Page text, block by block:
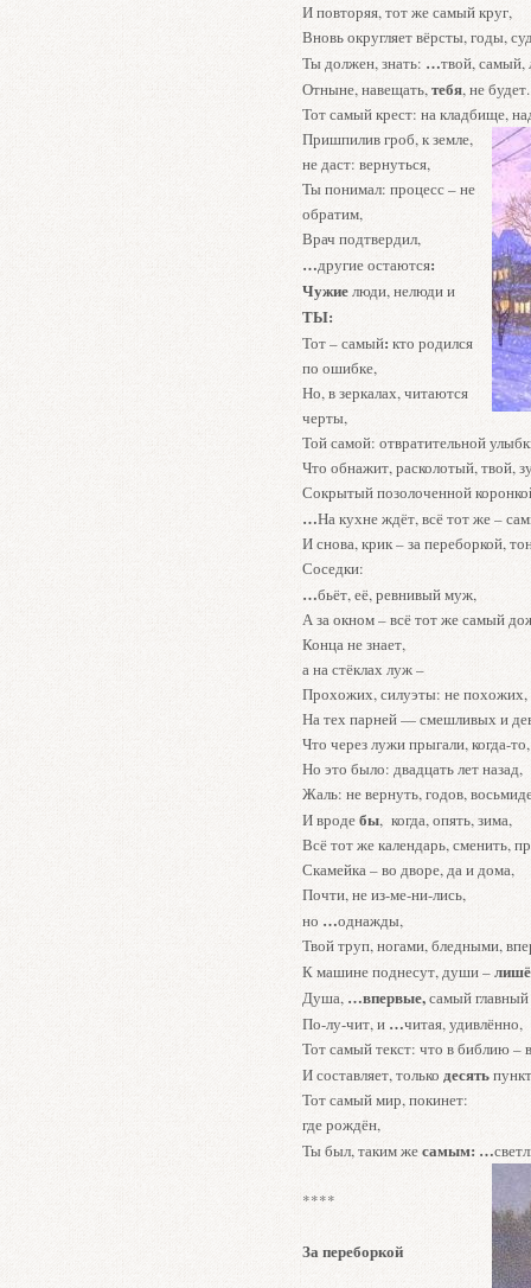
И повторяя, тот же самый круг,
Вновь округляет вёрсты, годы,
Ты должен, знать: …твой, самый,
Отныне, навещать,тебя, не будет.
Тот самый крест: на
Пришпилив гроб, к земле,
не даст: вернуться,
Ты понимал: процесс – не
обратим,
Врач подтвердил,
…другие остаются:
Чужиелюди, нелюди и
ТЫ:
Тот – самый: кто родился
по ошибке,
Но, в зеркалах, читаются
черты,
Той самой: отвратительной
Что обнажит, расколотый, твой,
Сокрытый позолоченной
…На кухне ждёт, всё тот же –
И снова, крик – за переборкой,
Соседки:
…бьёт, её, ревнивый муж,
А за окном – всё тот же самый
Конца не знает,
а на стёклах луж –
Прохожих, силуэты: не похожих,
На тех парней — смешливых и
Что через лужи прыгали, когда-то,
Но это было: двадцать лет назад,
Жаль: не вернуть, годов,
И вродебы, когда, опять, зима,
Всё тот же календарь, сменить,
Скамейка – во дворе, да и дома,
Почти, не из-ме-ни-лись,
но …однажды,
Твой труп, ногами, бледными,
К машине поднесут, души –
Душа, …впервые,самый главный
По-лу-чит, и …читая, удивлённо,
Тот самый текст: что в библию –
И составляет, только десять
Тот самый мир, покинет:
где рождён,
Ты был, таким жесамым: …
****
За переборкой